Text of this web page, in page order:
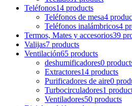
Teléfonos14 products
Teléfonos de mesa4
Teléfonos inalámbricos4
Termos, Mates y accesorios39
Valijas7 products
Ventilación65 products
deshumificadores0
Extractores14 products
Purificadores de aire0
Turbocirculadores1
Ventiladores50 products